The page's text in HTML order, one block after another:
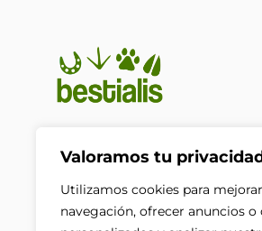
Valoramos tu
Utilizamos cookies para
navegación, ofrecer anuncios
confianza y pasión por los
animales para ayudarte a
ofrecerles el cuidado que
merecen. Porque su